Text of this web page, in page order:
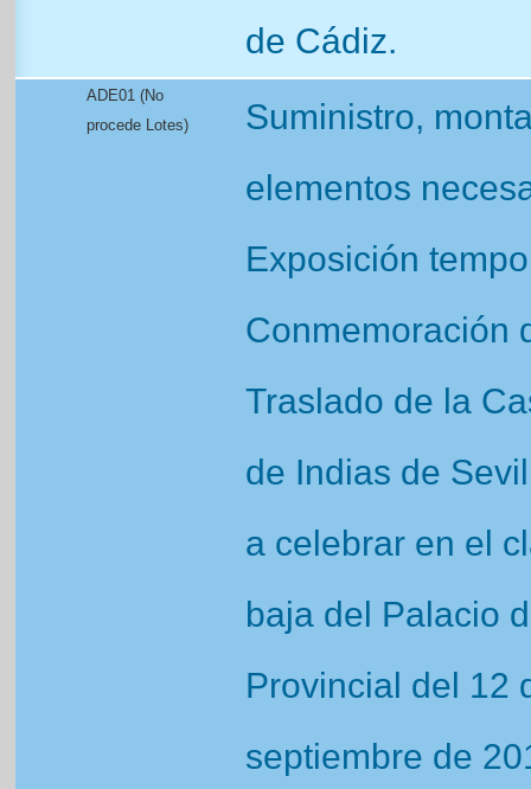
de Cádiz.
ADE01 (No
procede Lotes)
Suministro,
elementos
Exposición
Conmemoración
Traslado de la
de Indias de
a celebrar en el
baja del Palacio
Provincial del 12
septiembre de